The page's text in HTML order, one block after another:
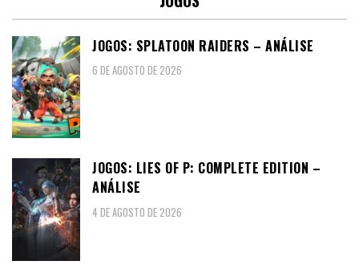
JOGOS: SPLATOON RAIDERS – ANÁLISE
6 DE AGOSTO DE 2026
JOGOS: LIES OF P: COMPLETE EDITION –
ANÁLISE
4 DE AGOSTO DE 2026